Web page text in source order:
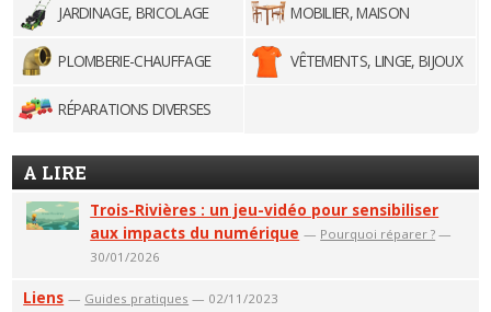
JARDINAGE, BRICOLAGE
MOBILIER, MAISON
PLOMBERIE-CHAUFFAGE VÊTEMENTS, LINGE, BIJOUX
RÉPARATIONS DIVERSES
A LIRE
Trois-Rivières : un jeu-vidéo pour sensibiliser
aux impacts du numérique — Pourquoi réparer ? —
30/01/2026
Liens — Guides pratiques — 02/11/2023